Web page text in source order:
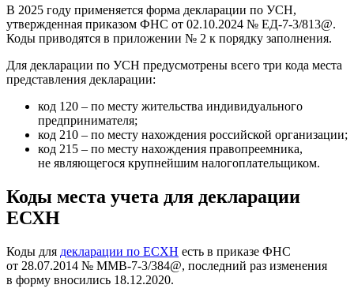
В 2025 году применяется форма декларации по УСН,
утвержденная приказом ФНС от 02.10.2024 № ЕД-7-3/813@.
Коды приводятся в приложении № 2 к порядку заполнения.
Для декларации по УСН предусмотрены всего три кода места
представления декларации:
код 120 – по месту жительства индивидуального
предпринимателя;
код 210 – по месту нахождения российской организации;
код 215 – по месту нахождения правопреемника,
не являющегося крупнейшим налогоплательщиком.
Коды места учета для декларации
ЕСХН
Коды для декларации по ЕСХН есть в приказе ФНС
от 28.07.2014 № ММВ-7-3/384@, последний раз изменения
в форму вносились 18.12.2020.